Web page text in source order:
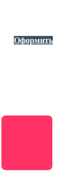
Оформить